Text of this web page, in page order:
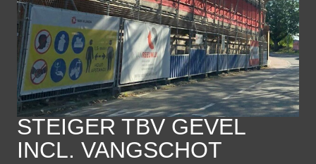
STEIGER TBV GEVEL
INCL. VANGSCHOT